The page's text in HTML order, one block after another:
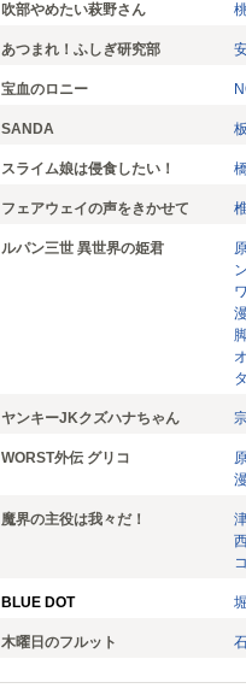
吹部やめたい萩野さん
あつまれ！ふしぎ研究部
宝血のロニー
SANDA
スライム娘は侵食したい！
フェアウェイの声をきかせて
ルパン三世 異世界の姫君
ヤンキーJKクズハナちゃん
WORST外伝 グリコ
魔界の主役は我々だ！
BLUE DOT
木曜日のフルット